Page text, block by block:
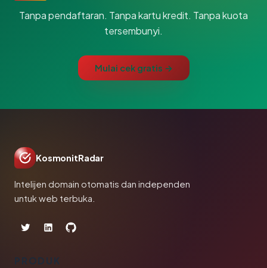
Tanpa pendaftaran. Tanpa kartu kredit. Tanpa kuota
tersembunyi.
Mulai cek gratis →
KosmonitRadar
Intelijen domain otomatis dan independen
untuk web terbuka.
PRODUK